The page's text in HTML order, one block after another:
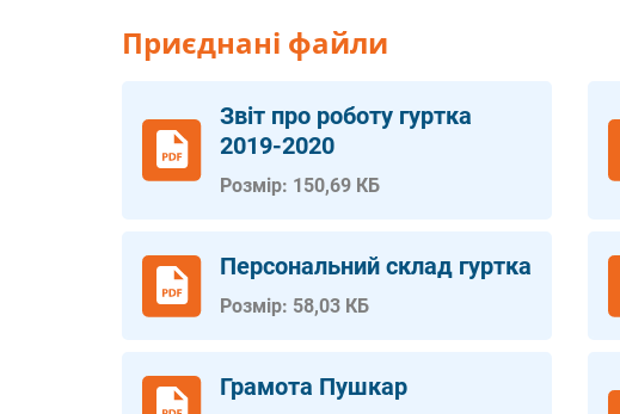
Приєднані файли
Звіт про роботу гуртка
2019-2020
Розмір: 150,69 КБ
Персональний склад гуртка
Розмір: 58,03 КБ
Грамота Пушкар